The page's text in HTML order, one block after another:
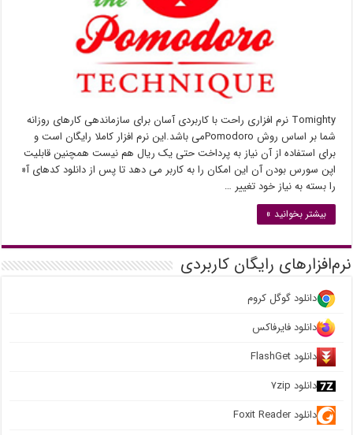
Tomighty نرم افزاری راحت با کاربردی آسان برای سازماندهی کارهای روزانه
شما بر اساس روش Pomodoroمی باشد.این نرم افزار کاملا رایگان است و
برای استفاده از آن نیاز به پرداخت حتی یک ریال هم نیست همچنین قابلیت
اپن سورس بودن آن این امکان را به کاربر می دهد تا پس از دانلود کدهای آ«
را بسته به نیاز خود تغییر …
بیشتر بخوانید »
نرم‌افزارهای رایگان کاربردی
دانلود گوگل کروم
دانلود فایرفاکس
دانلود FlashGet
دانلود ۷zip
دانلود Foxit Reader